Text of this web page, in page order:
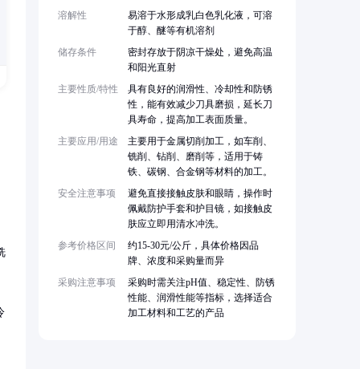
溶解性
易溶于水形成乳白色乳化液，可溶
于醇、醚等有机溶剂
储存条件
密封存放于阴凉干燥处，避免高温
和阳光直射
主要性质/特性
具有良好的润滑性、冷却性和防锈
性，能有效减少刀具磨损，延长刀
具寿命，提高加工表面质量。
主要应用/用途
主要用于金属切削加工，如车削、
铣削、钻削、磨削等，适用于铸
铁、碳钢、合金钢等材料的加工。
安全注意事项
避免直接接触皮肤和眼睛，操作时
佩戴防护手套和护目镜，如接触皮
肤应立即用清水冲洗。
参考价格区间
约15-30元/公斤，具体价格因品
牌、浓度和采购量而异
采购注意事项
采购时需关注pH值、稳定性、防锈
性能、润滑性能等指标，选择适合
加工材料和工艺的产品